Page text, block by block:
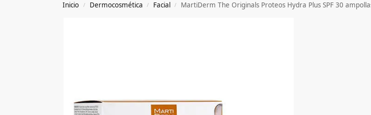
Inicio / Dermocosmética / Facial / MartiDerm The Originals Proteos Hydra Plus SPF 30